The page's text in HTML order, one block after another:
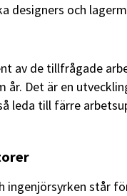
designers och
av de tillfrågade
Det är en
leda till färre
ingenjörsyrken står